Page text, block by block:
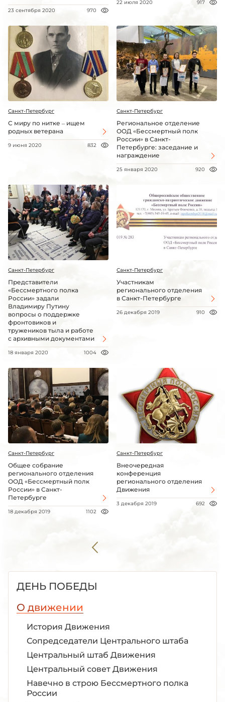
23 сентября 2020 970
22 июля 2020 917
Санкт-Петербург
С миру по нитке – ищем
родных ветерана
9 июня 2020 832
Санкт-Петербург
Региональное отделение
ООД «Бессмертный полк
России» в Санкт-
Петербурге: заседание и
награждение
25 января 2020 920
Санкт-Петербург
Представители
«Бессмертного полка
России» задали
Владимиру Путину
вопросы о поддержке
фронтовиков и
тружеников тыла и работе
с архивными документами
18 января 2020 1004
Санкт-Петербург
Участникам
регионального отделения
в Санкт-Петербурге
26 декабря 2019 910
Санкт-Петербург
Общее собрание
регионального отделения
ООД «Бессмертный полк
России» в Санкт-
Петербурге
18 декабря 2019 1102
Санкт-Петербург
Внеочередная
конференция
регионального отделения
Движения
3 декабря 2019 692
ДЕНЬ ПОБЕДЫ
О движении
История Движения
Сопредседатели Центрального штаба
Центральный штаб Движения
Центральный совет Движения
Навечно в строю Бессмертного полка
России